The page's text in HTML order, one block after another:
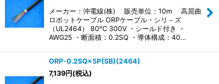
メーカー：沖電線(株) 販売単位：10m 高屈曲
ロボットケーブル ORPケーブル・シリ－ズ
（UL2464） 80℃ 300V ・シールド付き ・
AWG25 ・断面積：0.2SQ ・導体構成：40…
ORP-0.2SQ×5P(SB)(2464)
7,139円(税込)